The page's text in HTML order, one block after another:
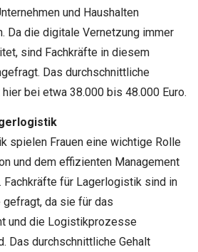
und Haushalten
Da die digitale Vernetzung immer
sind Fachkräfte in diesem
Das durchschnittliche
bei etwa 38.000 bis 48.000 Euro.
spielen Frauen eine wichtige Rolle
und dem effizienten Management
Fachkräfte für Lagerlogistik sind in
da sie für das
und die Logistikprozesse
Das durchschnittliche Gehalt